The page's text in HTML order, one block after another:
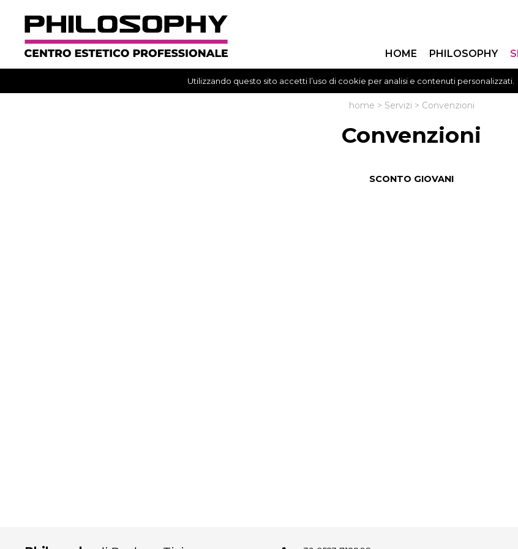
Utilizzando questo sito accetti l’uso di cookie per analisi e contenuti personalizzati.
HOME PHILOSOPHY
home > Servizi > Convenzioni
Convenzioni
SCONTO GIOVANI